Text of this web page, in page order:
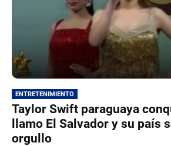
ENTRETENIMIENTO
Taylor Swift paraguaya
llamo El Salvador y su país
orgullo